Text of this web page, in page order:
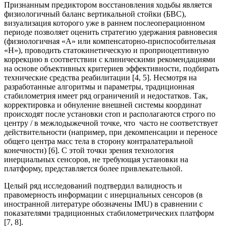
Признанным предиктором восстановления ходьбы является
физиологичный баланс вертикальной стойки (БВС),
визуализация которого уже в раннем послеоперационном
периоде позволяет оценить стратегию удержания равновесия
(физиологичная «А» или компенсаторно-приспособительная
«Н»), проводить статокинетическую и проприоцептивную
коррекцию в соответствии с клиническими рекомендациями
на основе объективных критериев эффективности, подбирать
технические средства реабилитации [4, 5]. Несмотря на
разработанные алгоритмы и параметры, традиционная
стабилометрия имеет ряд ограничений и недостатков. Так,
корректировка и обнуление внешней системы координат
происходят после установки стоп и располагаются строго по
центру / в межлодыжечной точке, что часто не соответствует
действительности (например, при декомпенсации и переносе
общего центра масс тела в сторону контралатеральной
конечности) [6]. С этой точки зрения технология
инерциальных сенсоров, не требующая установки на
платформу, представляется более привлекательной.
Целый ряд исследований подтвердил валидность и
правомерность информации с инерциальных сенсоров (в
иностранной литературе обозначены IMU) в сравнении с
показателями традиционных стабилометрических платформ
[7, 8].